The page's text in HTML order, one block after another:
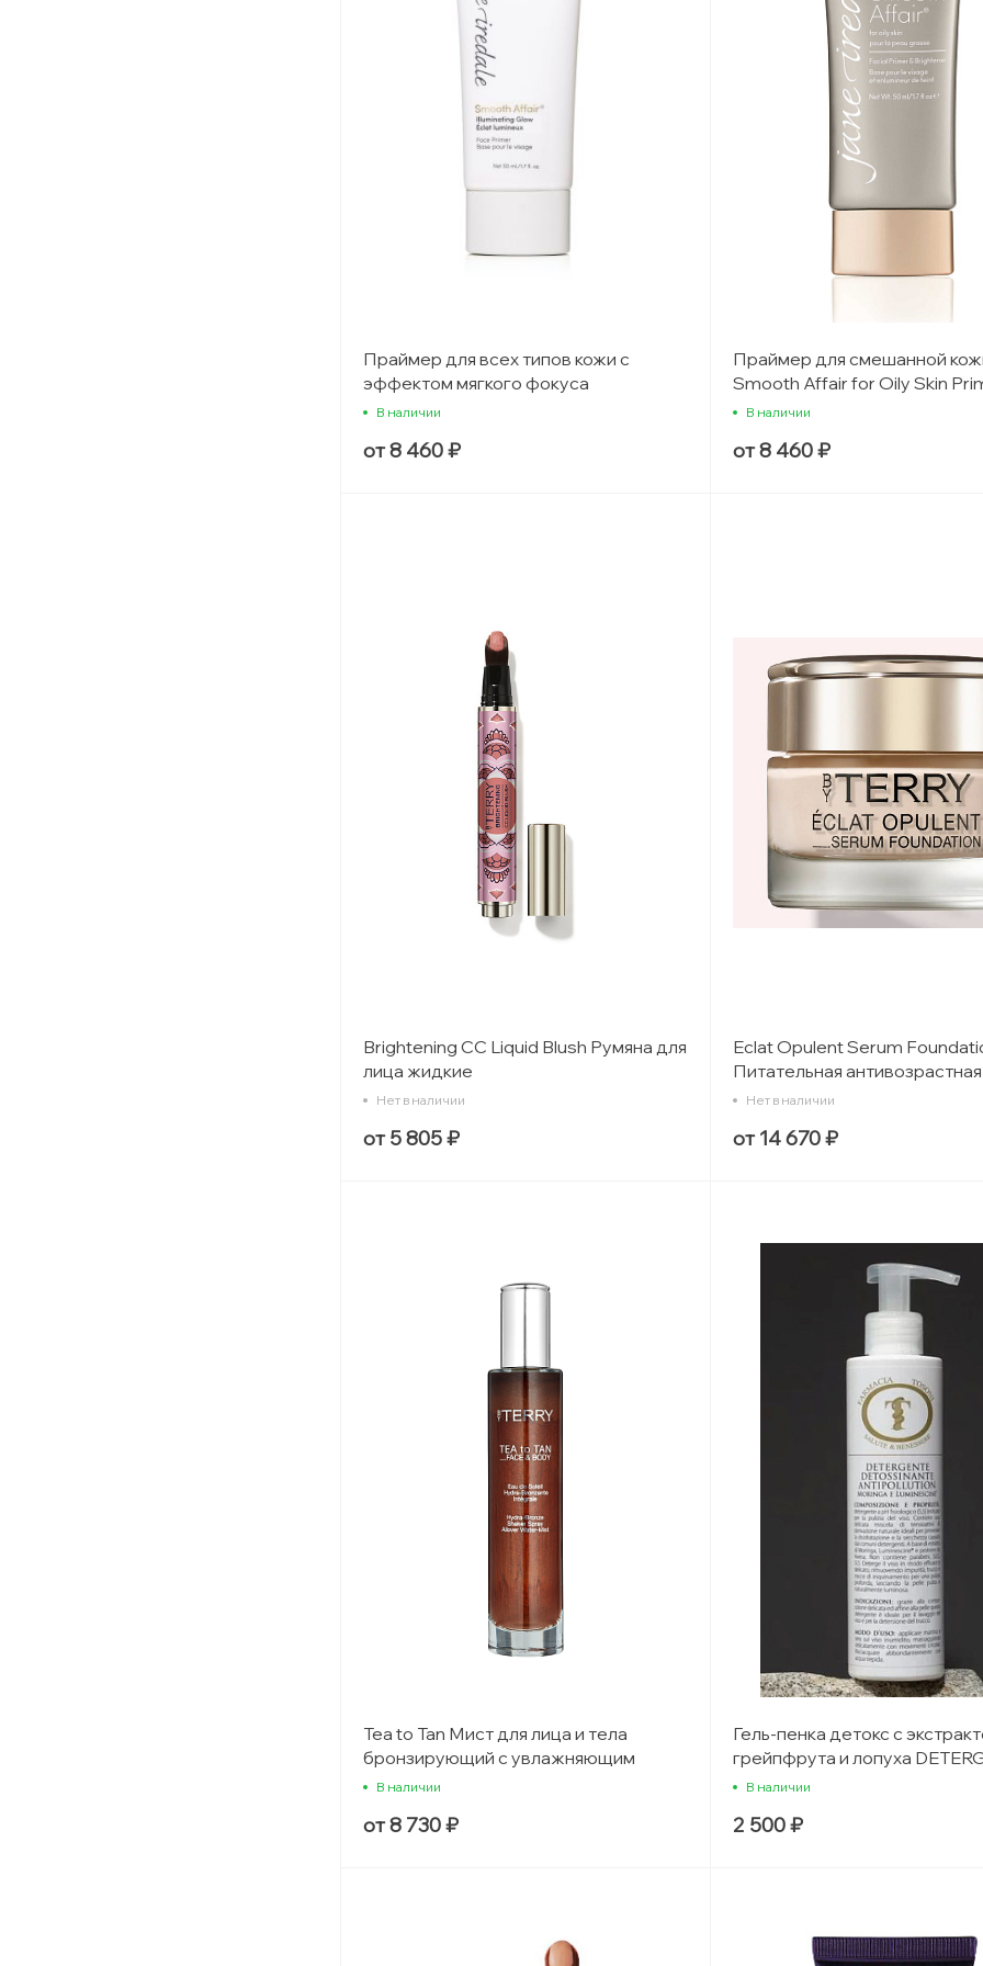
Праймер для всех типов кожи с
эффектом мягкого фокуса
В наличии
от 8 460 ₽
Праймер для смешанной
Smooth Affair for Oily Skin
В наличии
от 8 460 ₽
Brightening CC Liquid Blush Румяна для
лица жидкие
Нет в наличии
от 5 805 ₽
Eclat Opulent Serum
Питательная антивозрастная
сыворотка с тонирующим
Нет в наличии
от 14 670 ₽
Tea to Tan Мист для лица и тела
бронзирующий с увлажняющим
эффектом
В наличии
от 8 730 ₽
Гель-пенка детокс с
грейпфрута и лопуха
DERMOPURIFICANTE
В наличии
2 500 ₽